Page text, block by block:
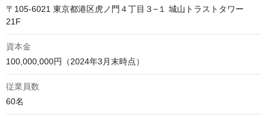
〒105-6021 東京都港区虎ノ門４丁目３−１ 城山トラストタワー
資本金
100,000,000円（2024年3月末時点）
従業員数
60名